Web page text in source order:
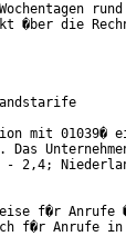
rund
�ber die
mit 01039�
- 2,4;
f�r Anrufe
f�r Anrufe